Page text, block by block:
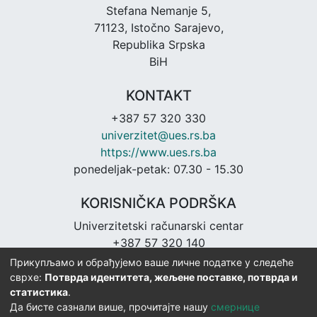
Stefana Nemanje 5,
71123, Istočno Sarajevo,
Republika Srpska
BiH
KONTAKT
+387 57 320 330
univerzitet@ues.rs.ba
https://www.ues.rs.ba
ponedeljak-petak: 07.30 - 15.30
KORISNIČKA PODRŠKA
Univerzitetski računarski centar
+387 57 320 140
urc@ues.rs.ba
https://urc.ues.rs.ba
Прикупљамо и обрађујемо ваше личне податке у следеће
сврхе: Потврда идентитета, жељене поставке, потврда и
статистика.
Да бисте сазнали више, прочитајте нашу смернице